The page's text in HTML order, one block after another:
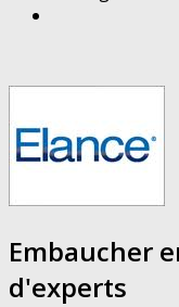
Embaucher
d'experts